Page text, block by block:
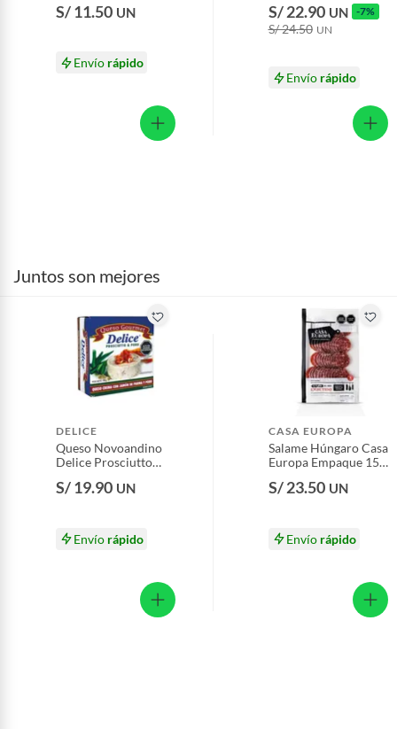
S/ 11.50 UN
Envío rápido
S/ 22.90 UN -7%
S/ 24.50 UN
Envío rápido
Juntos son mejores
DELICE
Queso Novoandino
Delice Prosciutto
S/ 19.90 UN
Envío rápido
CASA EUROPA
Salame Húngaro Casa
Europa Empaque 150
S/ 23.50 UN
Envío rápido